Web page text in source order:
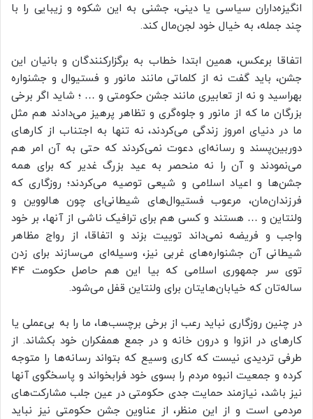
انگیزه‌داران سیاسی یا دینی، جشنی به این شکوه و زیبایی را با
چند جمله، به خیال خود لجن‌مال کند.
اتفاقا برعکس، همین ابتدا خطاب به برگزارکنندگان و بانیان این
جشن، باید گفت نه از کلماتی مانند مانور و فستیوال و جشنواره
بهراسید و نه از تعابیری مانند جشن حکومتی و … ؛ شاید اگر برخی
بزرگان ما که از مانور و جلوه‌گری و تظاهر پرهیز می‌دادند هم مثل
ما در دنیای امروز زندگی می‌کردند، نه تنها به اجتناب از کارهای
دوربین‌پسند و رسانه‌ای دعوت نمی‌کردند که حتی به آن امر هم
می‌نمودند و آن را نه منحصر به عید بزرگ غدیر که برای همه
جشن‌ها و اعیاد اسلامی و شیعی توصیه می‌کردند؛ روزگاری که
فرزندان‌مان، مرعوب فستیوال‌های شیطانی‌ای چون هالووین و
ولنتاین و … هستند و کسی هم برای ترافیک ناشی از آنها، بر خود
واجب و فریضه نمی‌داند توییت بزند و اتفاقا، از رواج مظاهر
شیطانی آن جشنواره‌های غربی نیز، وسیله‌ای می‌سازند برای زدن
توی سر جمهوری اسلامی که بیا این هم حاصل حکومت ۴۴
ساله‌تان که خیابان‌هایتان برای ولنتاین قفل می‌شود.
در چنین روزگاری نباید رعب از برخی برچسب‌ها، ما را به بی‌عملی یا
کارهای در انزوا و درون خانه و در جمع همفکران خود بکشاند. از
طرفی تردیدی نیست که کاری وسیع که بتواند رسانه‌ها را متوجه
کرده و جمعیت انبوه مردم را بسوی خود فرابخواند و پاسخگوی آنها
نیز باشد، نیازمند حمایت جدی حکومتی در عین جلب مشارکت‌های
مردمی است و از این منظر، از عناوین جشن حکومتی نیز نباید